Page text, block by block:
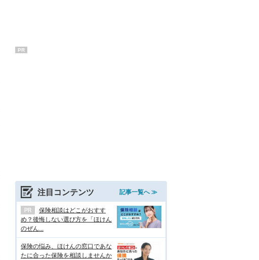
PR
注目コンテンツ 記事一覧へ ≫
保険相談はどこがおすす
め？後悔しない選び方を「ほけん
のぜん...
保険の悩み、ほけんの窓口であな
たに合った保険を相談しませんか